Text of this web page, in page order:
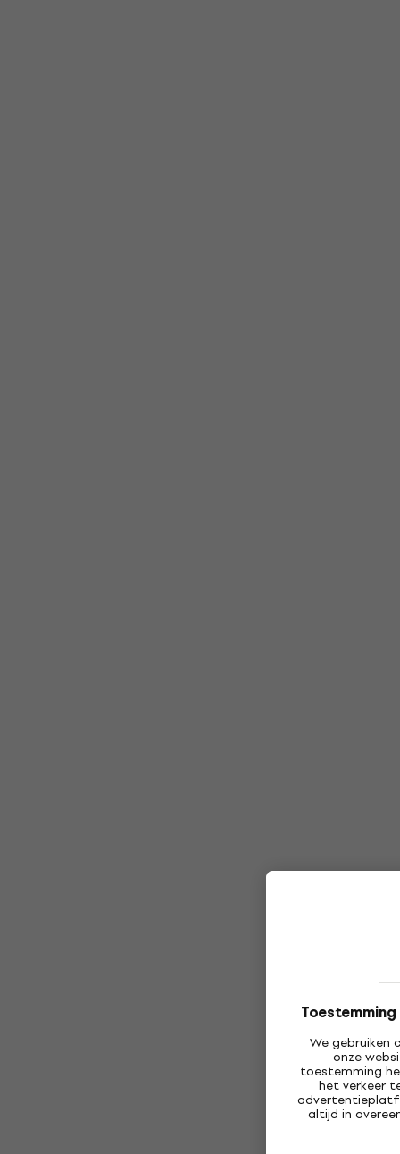
We gebruiken
onze
toestemming
het verkeer
altijd in